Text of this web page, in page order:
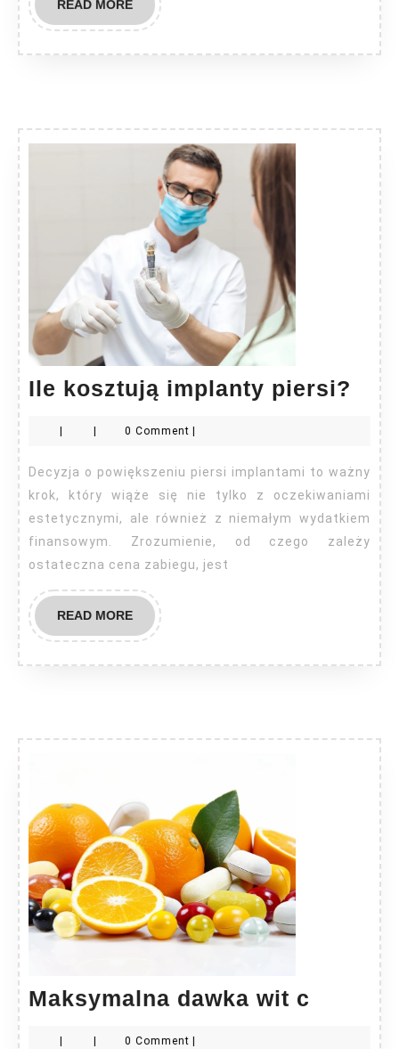
READ MOREREAD
MORE
Ile kosztują implanty piersi?
| | 0 Comment |
Decyzja o powiększeniu piersi implantami to ważny
krok, który wiąże się nie tylko z oczekiwaniami
estetycznymi, ale również z niemałym wydatkiem
finansowym. Zrozumienie, od czego zależy
ostateczna cena zabiegu, jest
READ MOREREAD
MORE
Maksymalna dawka wit c
dawka
0 Comment